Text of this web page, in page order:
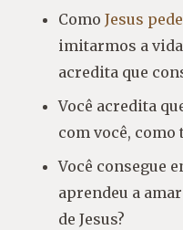
Como Jesus
imitarmos a vida
acredita que
Você acredita
com você, como
Você consegue
aprendeu a
de Jesus?